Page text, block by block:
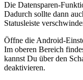
Die Datensparen-
Dadurch sollte dann
Statusleiste
Öffne die Android-
Im oberen Bereich
kannst Du über den
deaktivieren.